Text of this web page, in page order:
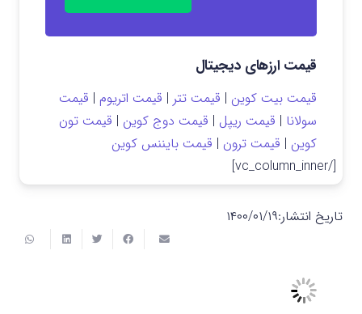
قیمت ارزهای دیجیتال
قیمت بیت کوین | قیمت تتر | قیمت اتریوم | قیمت
سولانا | قیمت ریپل | قیمت دوج کوین | قیمت تون
کوین | قیمت ترون | قیمت بایننس کوین
[/vc_column_inner]
تاریخ انتشار:۱۴۰۰/۰۱/۱۹